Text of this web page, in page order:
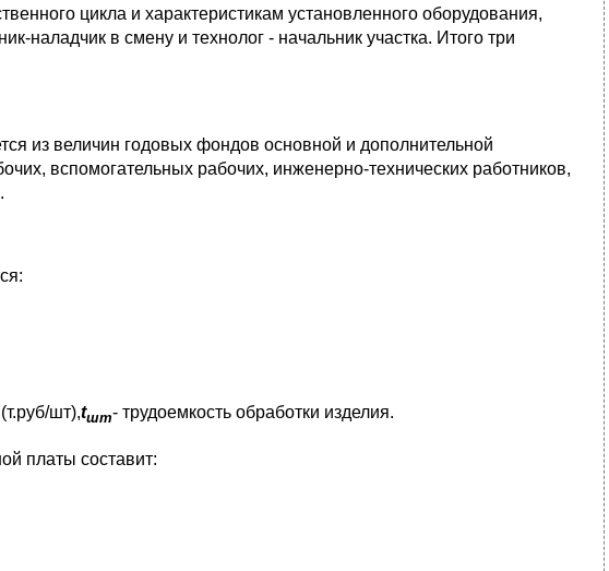
цикла и характеристикам установленного оборудования,
наладчик в смену и технолог - начальник участка. Итого три
из величин годовых фондов основной и дополнительной
вспомогательных рабочих, инженерно-технических работников,
шт),tшт- трудоемкость обработки изделия.
платы составит: